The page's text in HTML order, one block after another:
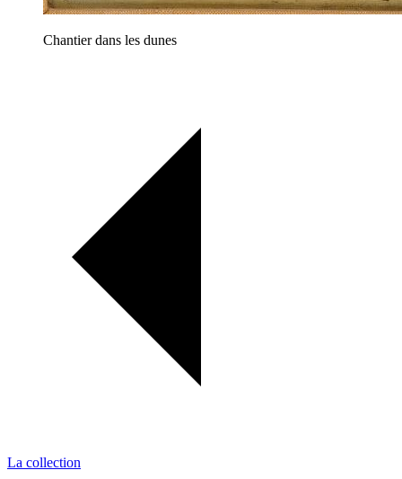
Chantier dans les dunes
La collection